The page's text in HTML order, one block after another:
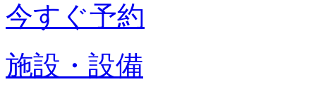
今すぐ予約
施設・設備